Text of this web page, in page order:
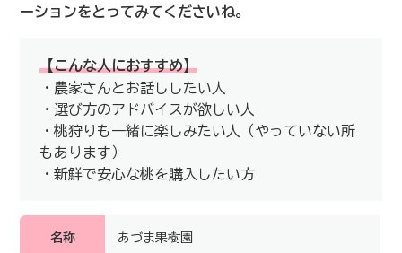
ーションをとってみてくださいね。
【こんな人におすすめ】
・農家さんとお話ししたい人
・選び方のアドバイスが欲しい人
・桃狩りも一緒に楽しみたい人（やっていない所
もあります）
・新鮮で安心な桃を購入したい方
名称 あづま果樹園